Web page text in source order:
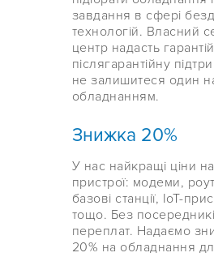
завдання в сфері
технологій. Власний
центр надасть
післягарантійну
не залишитеся один
обладнанням.
Знижка 20%
У нас найкращі ціни
пристрої: модеми,
базові станції, IoT-
тощо. Без
переплат. Надаємо
20% на обладнання